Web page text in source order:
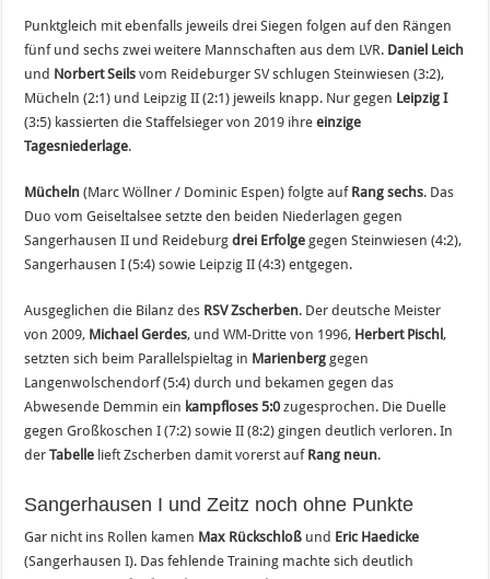
Punktgleich mit ebenfalls jeweils drei Siegen folgen auf den Rängen
fünf und sechs zwei weitere Mannschaften aus dem LVR. Daniel Leich
und Norbert Seils vom Reideburger SV schlugen Steinwiesen (3:2),
Mücheln (2:1) und Leipzig II (2:1) jeweils knapp. Nur gegen Leipzig I
(3:5) kassierten die Staffelsieger von 2019 ihreeinzige
Tagesniederlage.
Mücheln (Marc Wöllner / Dominic Espen) folgte auf Rang sechs. Das
Duo vom Geiseltalsee setzte den beiden Niederlagen gegen
Sangerhausen II und Reideburgdrei Erfolge gegen Steinwiesen (4:2),
Sangerhausen I (5:4) sowie Leipzig II (4:3) entgegen.
Ausgeglichen die Bilanz des RSV Zscherben. Der deutsche Meister
von 2009, Michael Gerdes, und WM-Dritte von 1996, Herbert Pischl,
setzten sich beim Parallelspieltag in Marienberg gegen
Langenwolschendorf (5:4) durch und bekamen gegen das
Abwesende Demmin ein kampfloses 5:0 zugesprochen. Die Duelle
gegen Großkoschen I (7:2) sowie II (8:2) gingen deutlich verloren. In
derTabelle lieft Zscherben damit vorerst auf Rang neun.
Sangerhausen I und Zeitz noch ohne Punkte
Gar nicht ins Rollen kamen Max Rückschloß und Eric Haedicke
(Sangerhausen I). Das fehlende Training machte sich deutlich